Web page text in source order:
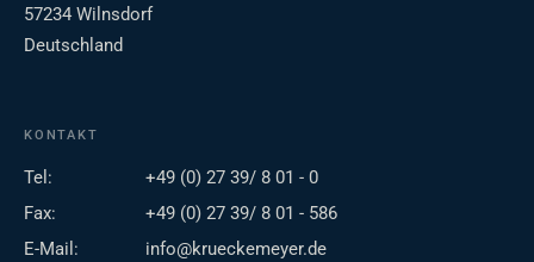
57234 Wilnsdorf
Deutschland
KONTAKT
Tel:
+49 (0) 27 39/ 8 01 - 0
Fax:
+49 (0) 27 39/ 8 01 - 586
E-Mail:
info@krueckemeyer.de